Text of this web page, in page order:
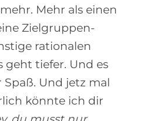
Mehr als einen
Zielgruppen-
rationalen
geht tiefer. Und es
Und jetz mal
könnte ich dir